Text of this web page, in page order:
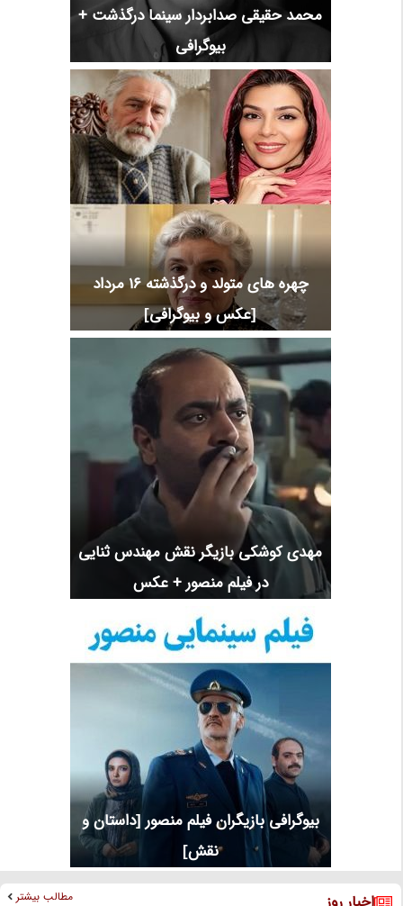
محمد حقیقی صدابردار سینما درگذشت +
بیوگرافی
چهره های متولد و درگذشته 16 مرداد
[عکس و بیوگرافی]
مهدی کوشکی بازیگر نقش مهندس ثنایی
در فیلم منصور + عکس
بیوگرافی بازیگران فیلم منصور [داستان و
نقش]
مطالب بیشتر